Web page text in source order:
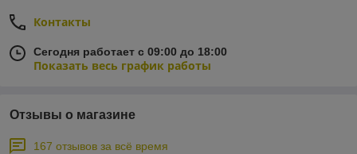
Контакты
Сегодня работает с 09:00 до 18:00
Показать весь график работы
Отзывы о магазине
167 отзывов за всё время